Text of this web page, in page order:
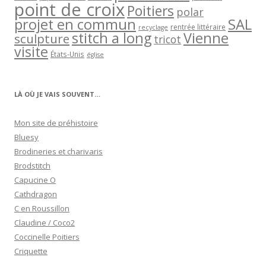
point de croixPoitiers polar
projet en commun recyclage rentrée littéraire SAL
sculpturestitch a long tricot Vienne
visite États-Unis église
LÀ OÙ JE VAIS SOUVENT…
Mon site de préhistoire
Bluesy
Brodineries et charivaris
Brodstitch
Capucine O
Cathdragon
C en Roussillon
Claudine / Coco2
Coccinelle Poitiers
Criquette